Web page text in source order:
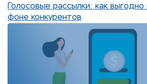
Голосовые рассылки: как
фоне конкурентов